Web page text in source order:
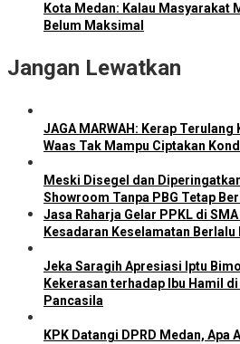
Kota Medan: Kalau Masyarakat
Belum Maksimal
Jangan Lewatkan
JAGA MARWAH: Kerap
Waas Tak Mampu Ciptakan
Meski Disegel dan
Showroom Tanpa PBG Tetap
Jasa Raharja Gelar PPKL di
Kesadaran Keselamatan
Jeka Saragih Apresiasi Iptu
Kekerasan terhadap Ibu Hamil
Pancasila
KPK Datangi DPRD Medan, Apa